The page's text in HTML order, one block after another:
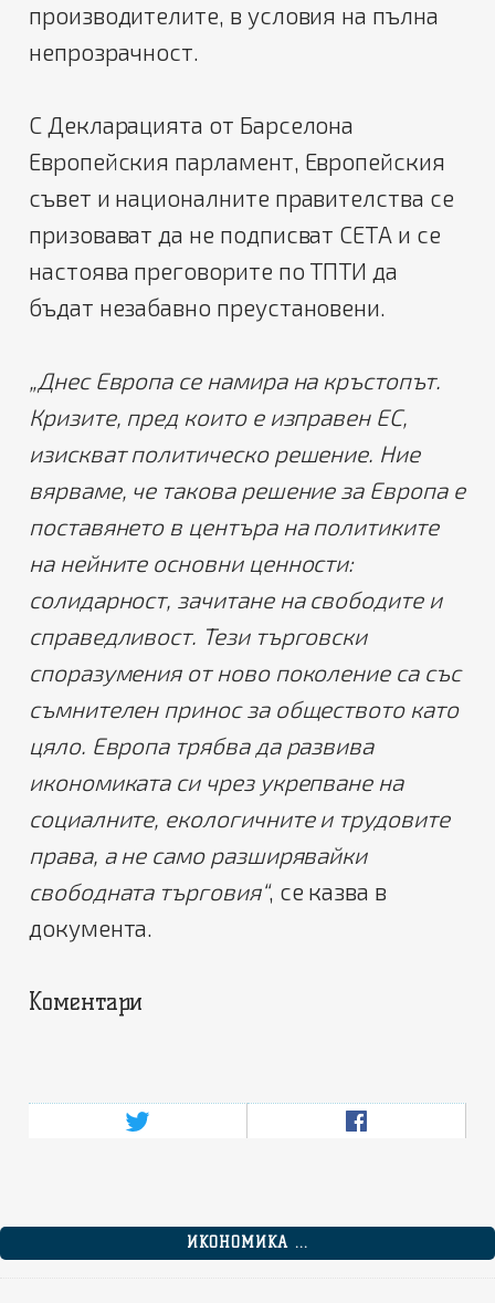
производителите, в условия на пълна
непрозрачност.
С Декларацията от Барселона
Европейския парламент, Европейския
съвет и националните правителства се
призовават да не подписват СЕТА и се
настоява преговорите по ТПТИ да
бъдат незабавно преустановени.
„Днес Европа се намира на кръстопът.
Кризите, пред които е изправен ЕС,
изискват политическо решение. Ние
вярваме, че такова решение за Европа е
поставянето в центъра на политиките
на нейните основни ценности:
солидарност, зачитане на свободите и
справедливост. Тези търговски
споразумения от ново поколение са със
съмнителен принос за обществото като
цяло. Европа трябва да развива
икономиката си чрез укрепване на
социалните, екологичните и трудовите
права, а не само разширявайки
свободната търговия“, се казва в
документа.
Коментари
ИКОНОМИКА ...